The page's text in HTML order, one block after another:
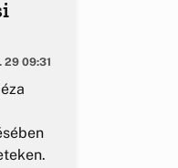
29 09:31